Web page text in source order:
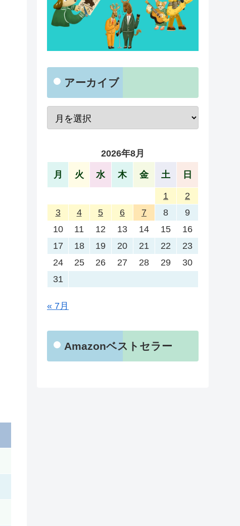
アーカイブ
2026年8月
月 火 水 木 金 土 日
1
2
3
4 5 6 7 8
9
10
11 12 13 14 15
16
17
18 19 20 21 22
23
24
25 26 27 28 29
30
31
« 7月
Amazonベストセラー